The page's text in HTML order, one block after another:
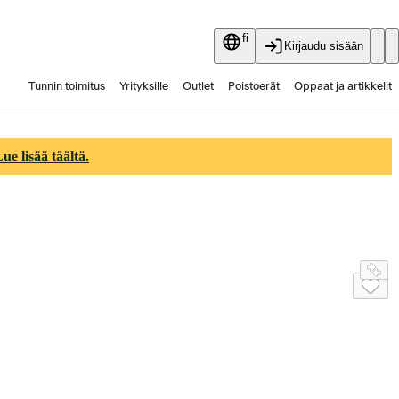
fi
Kirjaudu sisään
Tunnin toimitus Yrityksille Outlet Poistoerät Oppaat ja artikkelit
lisää täältä.